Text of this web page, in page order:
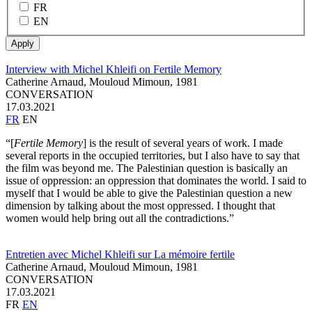
FR
EN
Interview with Michel Khleifi on Fertile Memory
Catherine Arnaud, Mouloud Mimoun, 1981
CONVERSATION
17.03.2021
FR EN
“[Fertile Memory] is the result of several years of work. I made
several reports in the occupied territories, but I also have to say that
the film was beyond me. The Palestinian question is basically an
issue of oppression: an oppression that dominates the world. I said to
myself that I would be able to give the Palestinian question a new
dimension by talking about the most oppressed. I thought that
women would help bring out all the contradictions.”
Entretien avec Michel Khleifi sur La mémoire fertile
Catherine Arnaud, Mouloud Mimoun, 1981
CONVERSATION
17.03.2021
FR EN